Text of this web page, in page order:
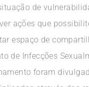
de
ações que
espaço de
de Infecções
foram